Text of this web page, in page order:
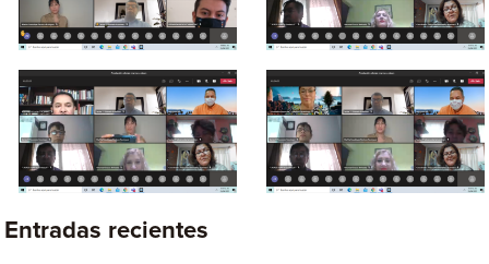
Entradas recientes